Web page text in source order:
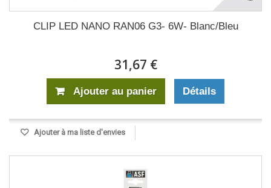
CLIP LED NANO RAN06 G3- 6W- Blanc/Bleu
31,67 €
Ajouter au panier Détails
Ajouter à ma liste d'envies